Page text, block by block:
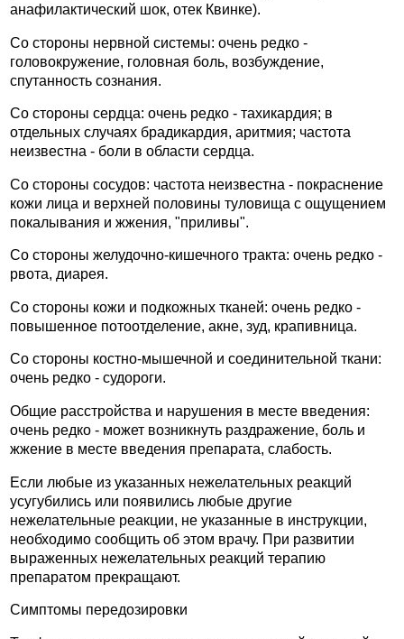
анафилактический шок, отек Квинке).
Со стороны нервной системы: очень редко -
головокружение, головная боль, возбуждение,
спутанность сознания.
Со стороны сердца: очень редко - тахикардия; в
отдельных случаях брадикардия, аритмия; частота
неизвестна - боли в области сердца.
Со стороны сосудов: частота неизвестна - покраснение
кожи лица и верхней половины туловища с ощущением
покалывания и жжения, "приливы".
Со стороны желудочно-кишечного тракта: очень редко -
рвота, диарея.
Со стороны кожи и подкожных тканей: очень редко -
повышенное потоотделение, акне, зуд, крапивница.
Со стороны костно-мышечной и соединительной ткани:
очень редко - судороги.
Общие расстройства и нарушения в месте введения:
очень редко - может возникнуть раздражение, боль и
жжение в месте введения препарата, слабость.
Если любые из указанных нежелательных реакций
усугубились или появились любые другие
нежелательные реакции, не указанные в инструкции,
необходимо сообщить об этом врачу. При развитии
выраженных нежелательных реакций терапию
препаратом прекращают.
Симптомы передозировки